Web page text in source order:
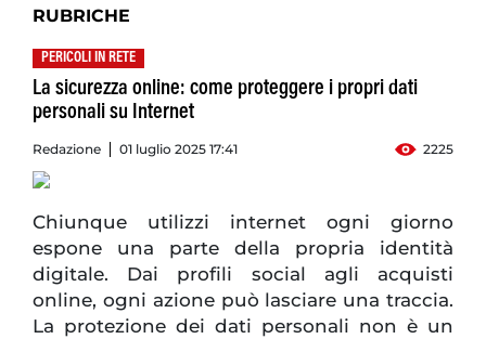
RUBRICHE
PERICOLI IN RETE
La sicurezza online: come proteggere i propri dati
personali su Internet
Redazione 01 luglio 2025 17:41 2225
Chiunque utilizzi internet ogni giorno
espone una parte della propria identità
digitale. Dai profili social agli acquisti
online, ogni azione può lasciare una traccia.
La protezione dei dati personali non è un